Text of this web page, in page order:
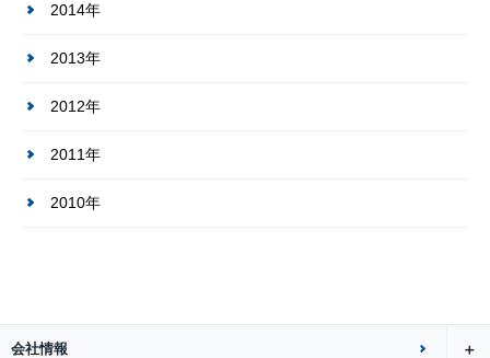
2014年
2013年
2012年
2011年
2010年
会社情報